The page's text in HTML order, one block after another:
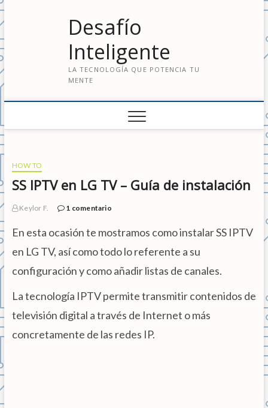
a
t
r
a
l
o
n
t
i
d
Desafío
Inteligente
LA TECNOLOGÍA QUE POTENCIA TU
MENTE
HOW TO
SS IPTV en LG TV – Guía de instalación
Keylor F. 1 comentario
En esta ocasión te mostramos como instalar SS IPTV
en LG TV, así como todo lo referente a su
configuración y como añadir listas de canales.
La tecnología IPTV permite transmitir contenidos de
televisión digital a través de Internet o más
concretamente de las redes IP.